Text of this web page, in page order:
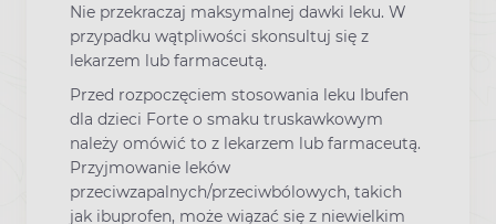
Nie przekraczaj maksymalnej dawki leku. W
przypadku wątpliwości skonsultuj się z
lekarzem lub farmaceutą.
Przed rozpoczęciem stosowania leku Ibufen
dla dzieci Forte o smaku truskawkowym
należy omówić to z lekarzem lub farmaceutą.
Przyjmowanie leków
przeciwzapalnych/przeciwbólowych, takich
jak ibuprofen, może wiązać się z niewielkim